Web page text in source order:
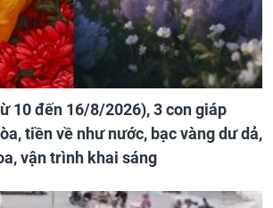
10 đến 16/8/2026), 3 con giáp
tiền về như nước, bạc vàng dư dả,
vận trình khai sáng